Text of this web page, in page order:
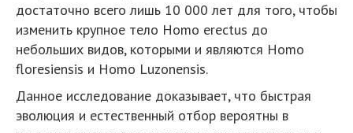
достаточно всего лишь 10 000 лет для того, чтобы
изменить крупное тело Homo erectus до
небольших видов, которыми и являются Homo
floresiensis и Homo Luzonensis.
Данное исследование доказывает, что быстрая
эволюция и естественный отбор вероятны в